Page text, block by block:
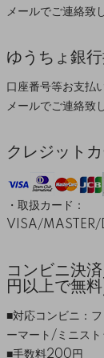
メールでご連絡致
ゆうちょ銀
口座番号等お支払
メールでご連絡致
クレジット
・取扱カード：
VISA/
コンビニ決
円以上で無
■対応コンビニ：
ーマート/ミニスト
■手数料200円